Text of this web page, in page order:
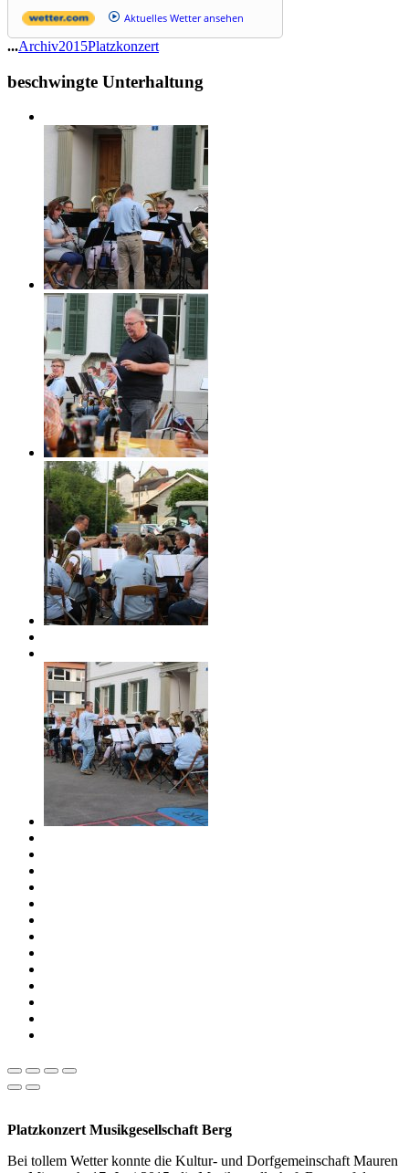
Aktuelles Wetter ansehen
...Archiv2015Platzkonzert
beschwingte Unterhaltung
Platzkonzert Musikgesellschaft Berg
Bei tollem Wetter konnte die Kultur- und Dorfgemeinschaft Mauren